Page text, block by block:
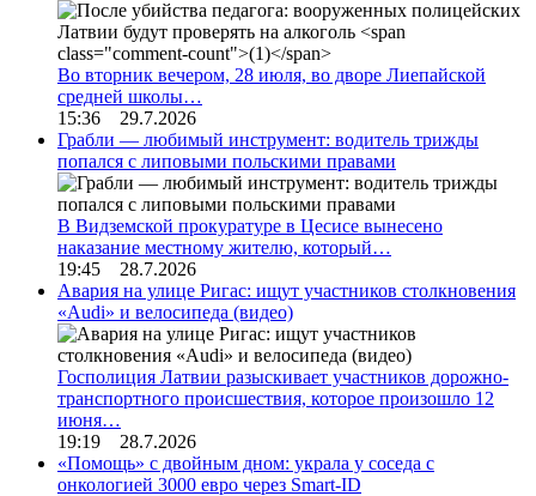
Во вторник вечером, 28 июля, во дворе Лиепайской
средней школы…
15:36 29.7.2026
Грабли — любимый инструмент: водитель трижды
попался с липовыми польскими правами
В Видземской прокуратуре в Цесисе вынесено
наказание местному жителю, который…
19:45 28.7.2026
Авария на улице Ригас: ищут участников столкновения
«Audi» и велосипеда (видео)
Госполиция Латвии разыскивает участников дорожно-
транспортного происшествия, которое произошло 12
июня…
19:19 28.7.2026
«Помощь» с двойным дном: украла у соседа с
онкологией 3000 евро через Smart-ID